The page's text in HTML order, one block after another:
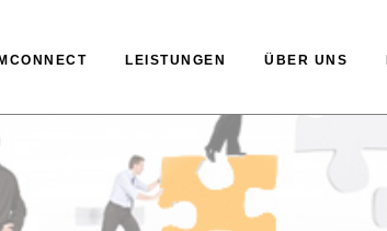
LEISTUNGEN ÜBER UNS